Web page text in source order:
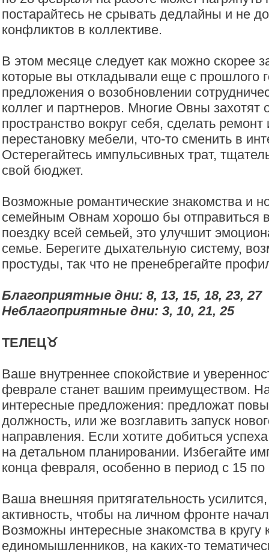
постарайтесь не срывать дедлайны и не
конфликтов в коллективе.
В этом месяце следует как можно скорее
которые вы откладывали еще с прошлого
предложения о возобновлении
коллег и партнеров. Многие Овны захотят
пространство вокруг себя, сделать
перестановку мебели, что-то сменить в
Остерегайтесь импульсивных трат,
свой бюджет.
Возможные романтические знакомства и
семейным Овнам хорошо бы отправиться
поездку всей семьей, это улучшит
семье. Берегите дыхательную систему,
простуды, так что не пренебрегайте
Благоприятные дни: 8, 13, 15, 18, 23, 27
Неблагоприятные дни: 3, 10, 21, 25
ТЕЛЕЦ♉️
Ваше внутреннее спокойствие и
феврале станет вашим преимуществом.
интересные предложения: предложат
должность, или же возглавить запуск
направления. Если хотите добиться
на детальном планировании. Избегайте
конца февраля, особенно в период с 15 по
Ваша внешняя притягательность
активность, чтобы на личном фронте
Возможны интересные знакомства в кругу
единомышленников, на каких-то